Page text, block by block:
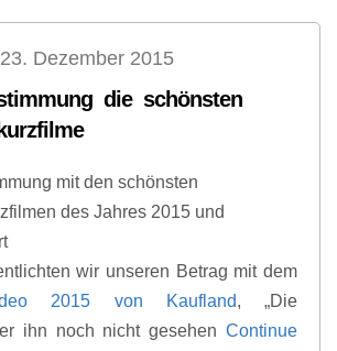
23. Dezember 2015
die schönsten
mit den schönsten
des Jahres 2015 und
wir unseren Betrag mit dem
2015 von Kaufland, „Die
ihn noch nicht gesehen Continue